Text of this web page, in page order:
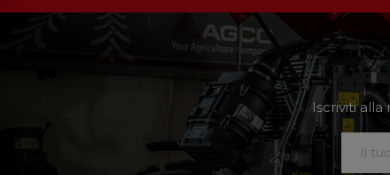
Iscriviti